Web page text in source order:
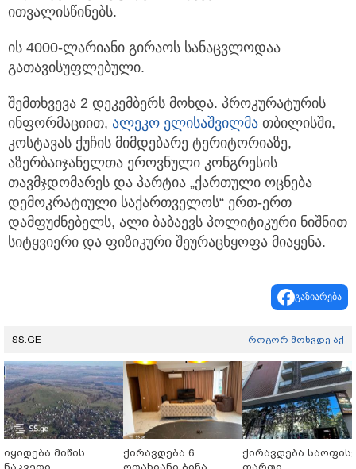
ითვალისწინებს.
ის 4000-ლარიანი გირაოს სანაცვლოდაა
გათავისუფლებული.
შემთხვევა 2 დეკემბერს მოხდა. პროკურატურის
ინფორმაციით, ალეკო ელისაშვილმა თბილისში,
კოსტავას ქუჩის მიმდებარე ტერიტორიაზე,
აზერბაიჯანელთა ეროვნული კონგრესის
თავმჯდომარეს და პარტია „ქართული ოცნება
დემოკრატიული საქართველოს“ ერთ-ერთ
დამფუძნებელს, ალი ბაბაევს პოლიტიკური ნიშნით
სიტყვიერი და ფიზიკური შეურაცხყოფა მიაყენა.
გაზიარება
SS.GE როგორ მოხვდე აქ
იყიდება მიწის
ქირავდება 6
ქირავდება